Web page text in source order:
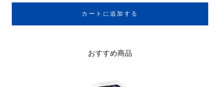
カートに追加する
おすすめ商品